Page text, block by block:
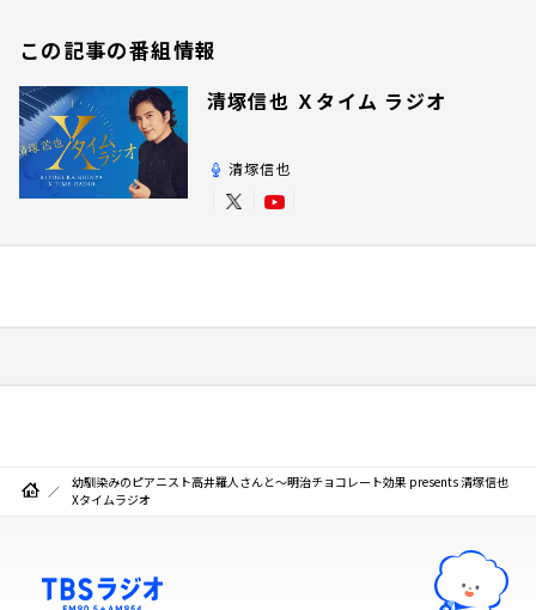
この記事の番組情報
清塚信也 Ｘタイム ラジオ
清塚信也
幼馴染みのピアニスト高井羅人さんと～明治チョコレート効果 presents 清塚信也
Xタイムラジオ